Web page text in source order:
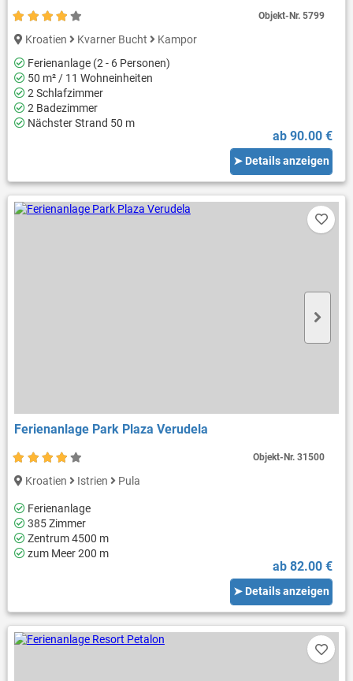
Kroatien Kvarner Bucht
Kampor
Ferienanlage (2 - 6 Personen)
50 m² / 11 Wohneinheiten
2 Schlafzimmer
2 Badezimmer
Nächster Strand 50 m
ab 90.00 €
➤ Details anzeigen
Objekt-Nr.5799
Ferienanlage Park Plaza Verudela
Kroatien Istrien Pula
Ferienanlage
385 Zimmer
Zentrum 4500 m
zum Meer 200 m
ab 82.00 €
➤ Details anzeigen
Objekt-Nr.31500